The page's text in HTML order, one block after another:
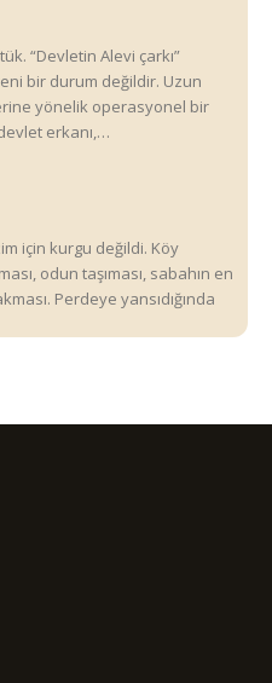
“Devletin Alevi çarkı”
bir durum değildir. Uzun
yönelik operasyonel bir
erkanı,…
için kurgu değildi. Köy
odun taşıması, sabahın en
Perdeye yansıdığında